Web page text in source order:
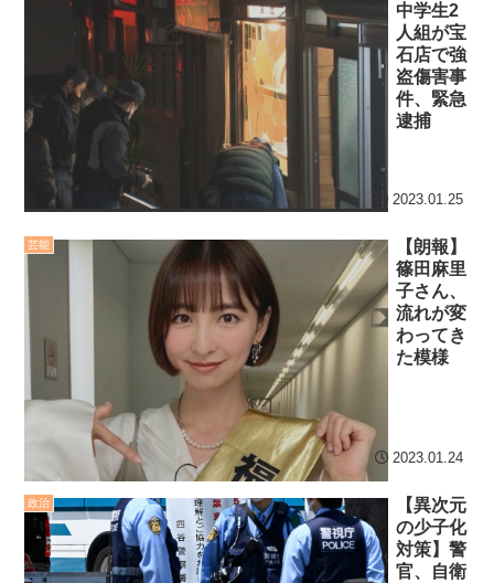
七ツ森りり ご令嬢と召使
いの禁断の恋…1日だけ許さ
れた夫婦としての時間をひ
たすら愛し合う。
Powered by livedoor 相
互RSS
ンディなクリスマスイヴ
2/25(水)
36歳の彼女と結婚したい
のに、家族が猛反対。家族
から信じられない言葉が飛
び出した… 他
「本気で潰しにきてる」
ンが“まんまジャニーズ”とフ
ァン衝撃
Powered by livedoor 相
互RSS
中学生2
人組が宝
石店で強
盗傷害事
件、緊急
逮捕
2023.01.25
芸能
【朗報】
篠田麻里
子さん、
流れが変
わってき
た模様
2023.01.24
政治
【異次元
の少子化
対策】警
官、自衛